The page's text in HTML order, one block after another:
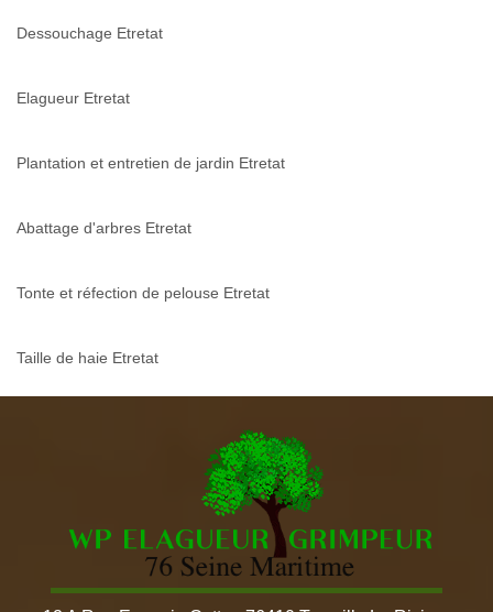
Dessouchage Etretat
Elagueur Etretat
Plantation et entretien de jardin Etretat
Abattage d'arbres Etretat
Tonte et réfection de pelouse Etretat
Taille de haie Etretat